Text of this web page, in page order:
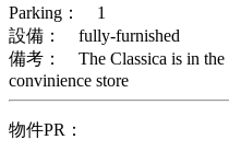
Parking： 1
設備： fully-furnished
備考： The Classica is in the
convinience store
物件PR：